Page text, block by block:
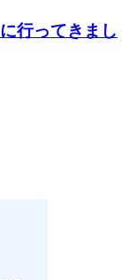
行ってきまし